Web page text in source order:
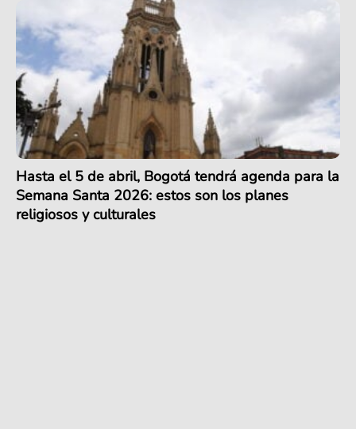
Hasta el 5 de abril, Bogotá tendrá agenda para la
Semana Santa 2026: estos son los planes
religiosos y culturales